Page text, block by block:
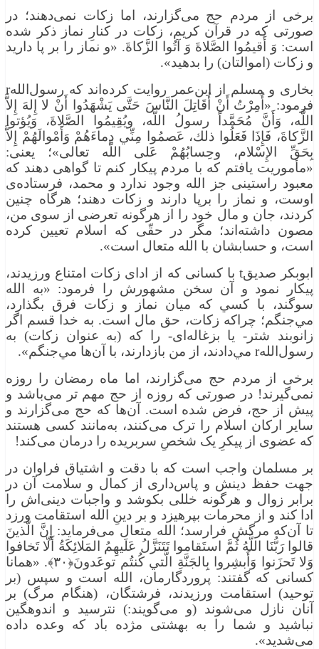
برخی از مردم حج می‌گزارند، اما زکات نمی‌دهند؛ در
صورتی که در قرآن کریم، زکات در کنارِ نماز ذکر شده
است: وَ أَقيمُوا الصَّلاةَ وَ آتُوا الزَّکاةَ. «و نماز را بر پا دارید
و زکات (اموالتان) را بدهید».
بخاری و مسلم از ابن‌عمر روایت کرده‌اند که رسول‌اللهr
فرمود: «أُمِرْتُ أَنْ أُقَاتِلَ النَّاسَ حَتَّى يَشْهَدُوا أَنْ لا إِلهَ إِلاَّ
اللَّه، وَأَنَّ مُحَمَّداً رسولُ اللَّه، ويُقِيمُوا الصَّلاةَ، وَيُؤتوا
الزَّكاةَ، فَإِذَا فَعَلُوا ذلك، عَصمُوا مِنِّي دِماءَهُمْ وَأَمْوالَهُمْ إِلاَّ
بِحَقِّ الإِسْلام، وحِسابُهُمْ عَلى اللَّه تعالى»؛ یعنی:
«مأموریت یافتم که با مردم پیکار کنم تا گواهی دهند که
معبود راستینی جز الله وجود ندارد و محمد، فرستاده‌ی
اوست، و نماز را برپا دارند و زکات دهند؛ هرگاه چنین
کردند، جان و مال خود را از هرگونه تعرضی از سوی من،
مصون داشته‌اند؛ مگر در حقّی که اسلام تعیین کرده
است، و حسابشان با الله متعال است».
ابوبکر صدیقt با کسانی که از ادای زکات امتناع ورزیدند،
پیکار نمود و آن سخن مشهورش را فرمود: «به الله
سوگند، با كسي كه ميان نماز و زكات فرق بگذارد،
مي‌جنگم؛ چراكه زكات، حق مال است. به خدا قسم اگر
زانوبند شتر- یا بزغاله‌ای- را كه (به عنوان زكات) به
رسول‌اللهr مي‌دادند، از من بازدارند، با آن‌ها مي‌جنگم».
برخی از مردم حج می‌گزارند، اما ماه رمضان را روزه
نمی‌گیرند! در صورتی که روزه از حج مهم‌ تر می‌باشد و
پیش از حج، فرض شده است. آن‌ها که حج می‌گزارند و
سایر ارکان اسلام را ترک می‌کنند، به‌مانند کسی هستند
که عضوی از پیکرِ یک شخصِ سربریده را درمان می‌کند!
بر مسلمان واجب است که با دقت و اشتیاق فراوان در
جهت حفظ دینش و پاس‌داری از کمال و سلامت آن در
برابر زوال و هرگونه خللی بکوشد و واجبات دینی‌اش را
ادا کند و از محرمات بپرهیزد و بر دینِ الله استقامت ورزد
تا آن‌که مرگش فرارسد؛ الله متعال می‌فرماید: إِنَّ الَّذينَ
قالوا رَبُّنَا اللَّهُ ثُمَّ استَقاموا تَتَنَزَّلُ عَلَيهِمُ المَلائِكَةُ أَلّا تَخافوا
وَلا تَحزَنوا وَأَبشِروا بِالجَنَّةِ الَّتي كُنتُم توعَدونَ﴿۳۰﴾. «همانا
کسانی که گفتند: پروردگارمان، الله است و سپس (بر
توحید) استقامت ورزیدند، فرشتگان، (هنگام مرگ) بر
آنان نازل می‌شوند (و می‌گویند:) نترسید و اندوهگین
نباشید و شما را به بهشتی مژده باد که وعده داده
می‌شدید».